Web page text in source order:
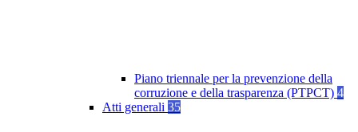
Piano triennale per la prevenzione della
corruzione e della trasparenza (PTPCT) 4
Atti generali 35